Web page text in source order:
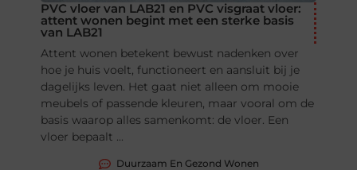
PVC vloer van LAB21 en PVC visgraat vloer:
attent wonen begint met een sterke basis
van LAB21
Attent wonen betekent bewust nadenken over
hoe je huis voelt, functioneert en aansluit bij je
dagelijks leven. Het gaat niet alleen om mooie
meubels of passende kleuren, maar vooral om de
basis waarop alles samenkomt: de vloer. Een
vloer bepaalt ...
Duurzaam En Gezond Wonen